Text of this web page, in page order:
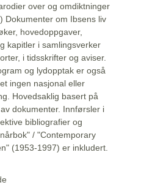
over og omdiktninger
Dokumenter om Ibsens liv
hovedoppgaver,
kapitler i samlingsverker
i tidsskrifter og aviser.
og lydopptak er også
ingen nasjonal eller
Hovedsaklig basert på
dokumenter. Innførsler i
bibliografier og
/ "Contemporary
(1953-1997) er inkludert.